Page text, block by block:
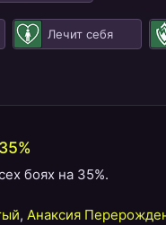
Лечит себя
боях на 35%.
, Анаксия